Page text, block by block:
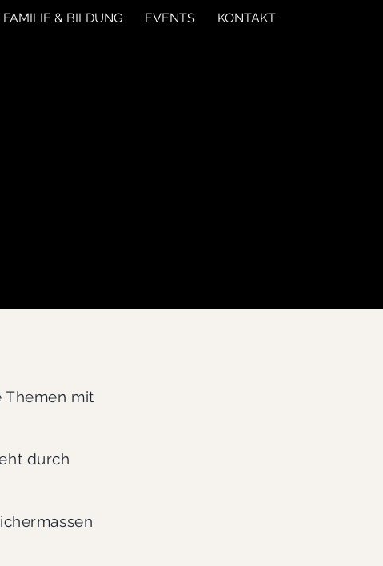
FAMILIE & BILDUNG EVENTS KONTAKT
Themen mit
durch